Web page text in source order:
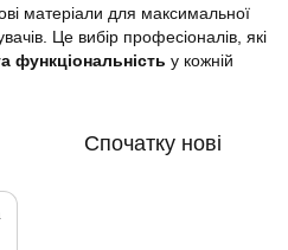
матеріали для максимальної
Це вибір професіоналів, які
функціональність у кожній
Спочатку нові